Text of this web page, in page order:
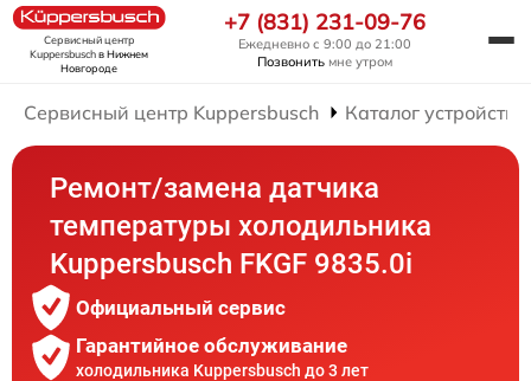
Сервисный центр
Kuppersbuschв Нижнем
Новгороде
+7 (831) 231-09-76
Ежедневно с 9:00 до 21:00
Позвонить мне утром
Сервисный центр Kuppersbusch Каталог устройств
Ремонт/замена датчика
температуры холодильника
Kuppersbusch FKGF 9835.0i
Официальный сервис
Гарантийное обслуживание
холодильника Kuppersbusch до 3 лет